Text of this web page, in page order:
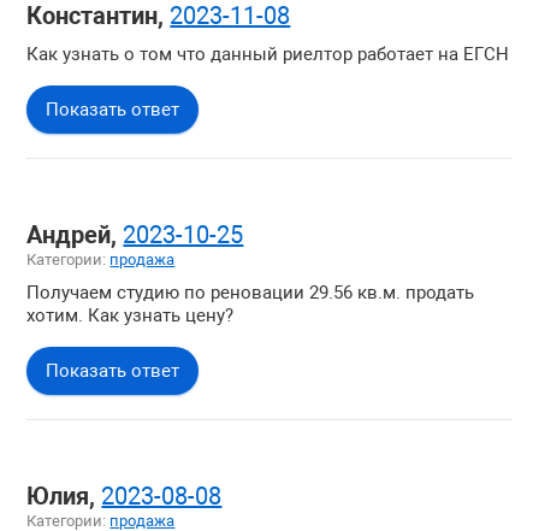
Покупка недвижимости
Жилая недвижимость
Загородная недвижимость
Коммерческая недвижимость
Константин, 2023-11-08
Как узнать о том что данный риелтор работает на ЕГСН
Показать ответ
Андрей, 2023-10-25
Категории: продажа
Получаем студию по реновации 29.56 кв.м. продать
хотим. Как узнать цену?
Показать ответ
Юлия, 2023-08-08
Категории: продажа